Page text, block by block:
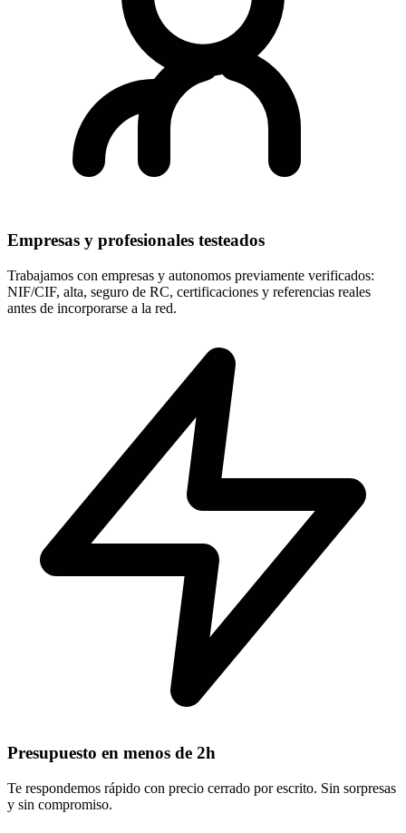
Empresas y profesionales testeados
Trabajamos con empresas y autonomos previamente verificados:
NIF/CIF, alta, seguro de RC, certificaciones y referencias reales
antes de incorporarse a la red.
Presupuesto en menos de 2h
Te respondemos rápido con precio cerrado por escrito. Sin sorpresas
y sin compromiso.